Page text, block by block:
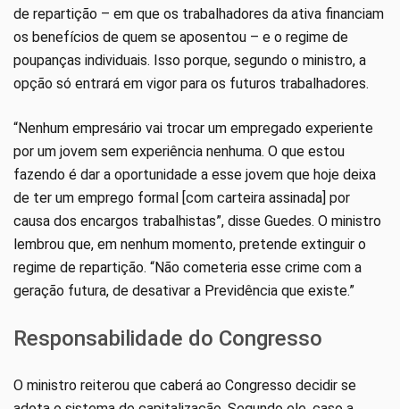
de repartição – em que os trabalhadores da ativa financiam
os benefícios de quem se aposentou – e o regime de
poupanças individuais. Isso porque, segundo o ministro, a
opção só entrará em vigor para os futuros trabalhadores.
“Nenhum empresário vai trocar um empregado experiente
por um jovem sem experiência nenhuma. O que estou
fazendo é dar a oportunidade a esse jovem que hoje deixa
de ter um emprego formal [com carteira assinada] por
causa dos encargos trabalhistas”, disse Guedes. O ministro
lembrou que, em nenhum momento, pretende extinguir o
regime de repartição. “Não cometeria esse crime com a
geração futura, de desativar a Previdência que existe.”
Responsabilidade do Congresso
O ministro reiterou que caberá ao Congresso decidir se